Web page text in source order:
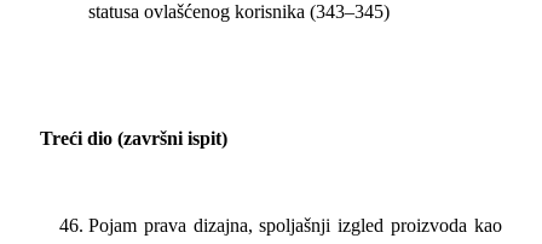
statusa ovlašćenog korisnika (343–345)
Treći dio (završni ispit)
Pojam prava dizajna, spoljašnji izgled proizvoda kao